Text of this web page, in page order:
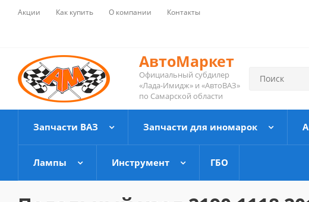
Акции Как купить О компании Контакты
АвтоМаркет
Официальный субдилер
«Лада-Имидж» и «АвтоВАЗ»
по Самарской области
Запчасти ВАЗ Запчасти для иномарок
Лампы Инструмент ГБО